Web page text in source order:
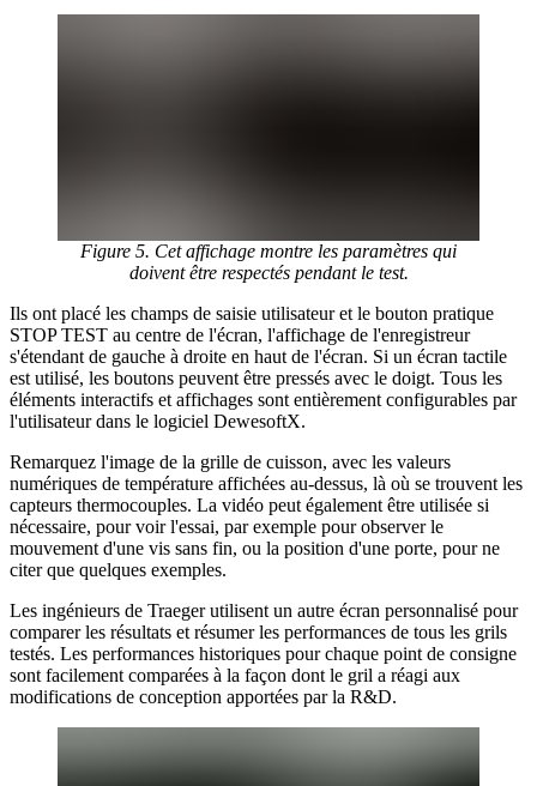
Figure 5. Cet affichage montre les paramètres qui
doivent être respectés pendant le test.
Ils ont placé les champs de saisie utilisateur et le bouton pratique
STOP TEST au centre de l'écran, l'affichage de l'enregistreur
s'étendant de gauche à droite en haut de l'écran. Si un écran tactile
est utilisé, les boutons peuvent être pressés avec le doigt. Tous les
éléments interactifs et affichages sont entièrement configurables par
l'utilisateur dans le logiciel DewesoftX.
Remarquez l'image de la grille de cuisson, avec les valeurs
numériques de température affichées au-dessus, là où se trouvent les
capteurs thermocouples. La vidéo peut également être utilisée si
nécessaire, pour voir l'essai, par exemple pour observer le
mouvement d'une vis sans fin, ou la position d'une porte, pour ne
citer que quelques exemples.
Les ingénieurs de Traeger utilisent un autre écran personnalisé pour
comparer les résultats et résumer les performances de tous les grils
testés. Les performances historiques pour chaque point de consigne
sont facilement comparées à la façon dont le gril a réagi aux
modifications de conception apportées par la R&D.